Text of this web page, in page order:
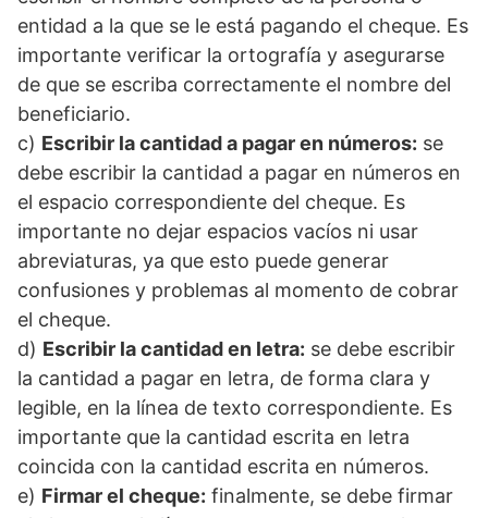
entidad a la que se le está pagando el cheque. Es
importante verificar la ortografía y asegurarse
de que se escriba correctamente el nombre del
beneficiario.
c) Escribir la cantidad a pagar en números: se
debe escribir la cantidad a pagar en números en
el espacio correspondiente del cheque. Es
importante no dejar espacios vacíos ni usar
abreviaturas, ya que esto puede generar
confusiones y problemas al momento de cobrar
el cheque.
d) Escribir la cantidad en letra: se debe escribir
la cantidad a pagar en letra, de forma clara y
legible, en la línea de texto correspondiente. Es
importante que la cantidad escrita en letra
coincida con la cantidad escrita en números.
e) Firmar el cheque: finalmente, se debe firmar